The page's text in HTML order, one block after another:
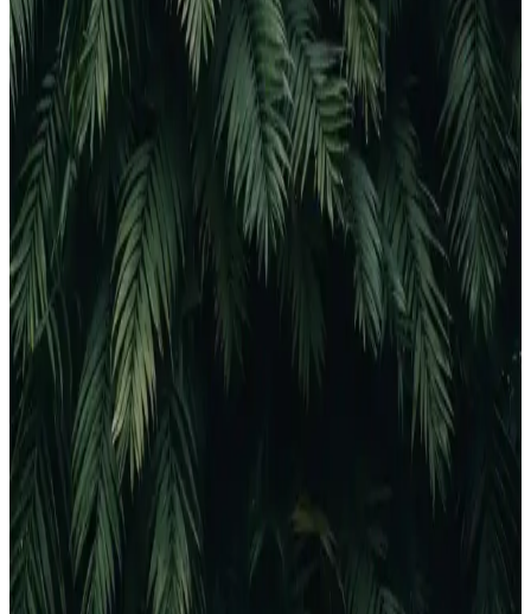
En Uygun Yazıcı Modeli Seçimi İçin Teknik
Özellikler ve Kullanım Amaçlarına Göre Rehber
Yazıcı seçerken kullanım alanına uygun modeli belirlemek,
maliyetleri düşürmek ve verimliliği artırmak için önemli. Bu
rehberde, farklı yazıcı türleri ve teknolojik gelişmeler
detaylandırılıyor.
Canon Yazıcı Seçerken Dikkat Edilmesi Gerekenler
ve En Uygun Modeller
Canon yazıcılar arasından ev ve ofis kullanımı için en uygun modeli
seçmek için kullanım amacı, teknik özellikler ve maliyetleri göz
önünde bulundurun.
Torima C9 Pembe Mini Yazıcı: Taşınabilir ve
Yüksek Kalitede Mobil Baskı Çözümü
Torima C9 Pembe Mini Yazıcı, hafif ve kablosuz tasarımıyla hareket
halindeyken bile yüksek kaliteli baskı sağlar, kullanımı kolay ve
çevre dostu özellikleriyle günlük ihtiyaçlara uygun bir mobil baskı
çözümüdür.
Yazıcı Renkleri Farklı Çıkarma Sorunu ve Çözüm
Yöntemleri